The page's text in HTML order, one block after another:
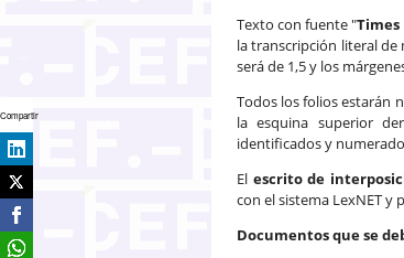
Texto con fuente "Times
la transcripción literal de
será de 1,5 y los
Todos los folios estarán
la esquina superior
identificados y
El escrito de
con el sistema LexNET
Documentos que se
Compartir